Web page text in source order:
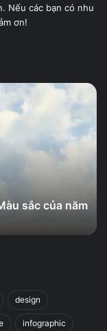
Nếu các bạn có nhu
ơn!
sắc của năm
design
infographic